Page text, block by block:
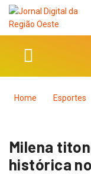
Home Esportes
Milena
histórica